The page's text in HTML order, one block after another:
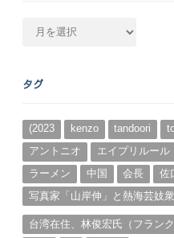
カ
ブ
タグ
(2023 kenzo tandoori
アントニオ
エイプリルール
ラーメン
中国 会長
佐
写真家「山岸伸」と熱海芸妓
台湾在住、林俊宏氏（フラン